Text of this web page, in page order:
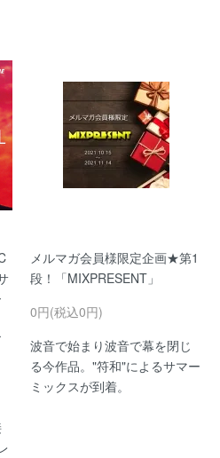
メルマガ会員様限定企画★第1
段！「MIXPRESENT」
0円(税込0円)
波音で始まり波音で幕を閉じ
る今作品。"符和"によるサマー
ミックスが到着。